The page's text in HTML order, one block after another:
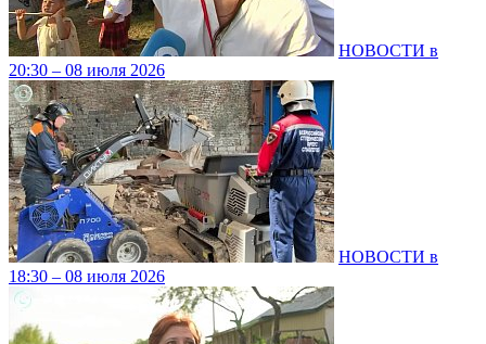
НОВОСТИ в
20:30 – 08 июля 2026
НОВОСТИ в
18:30 – 08 июля 2026